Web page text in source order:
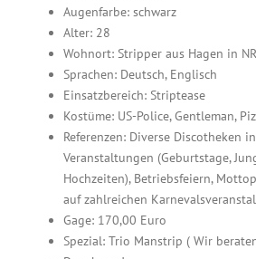
Augenfarbe: schwarz
Alter: 28
Wohnort: Stripper aus Hagen in
Sprachen: Deutsch, Englisch
Einsatzbereich: Striptease
Kostüme: US-Police, Gentleman,
Referenzen: Diverse Discotheken
Veranstaltungen (Geburtstage,
Hochzeiten), Betriebsfeiern,
auf zahlreichen
Gage: 170,00 Euro
Spezial: Trio Manstrip ( Wir